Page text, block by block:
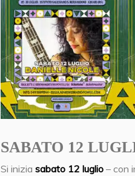
SABATO 12
Si inizia sabato 12 luglio – con